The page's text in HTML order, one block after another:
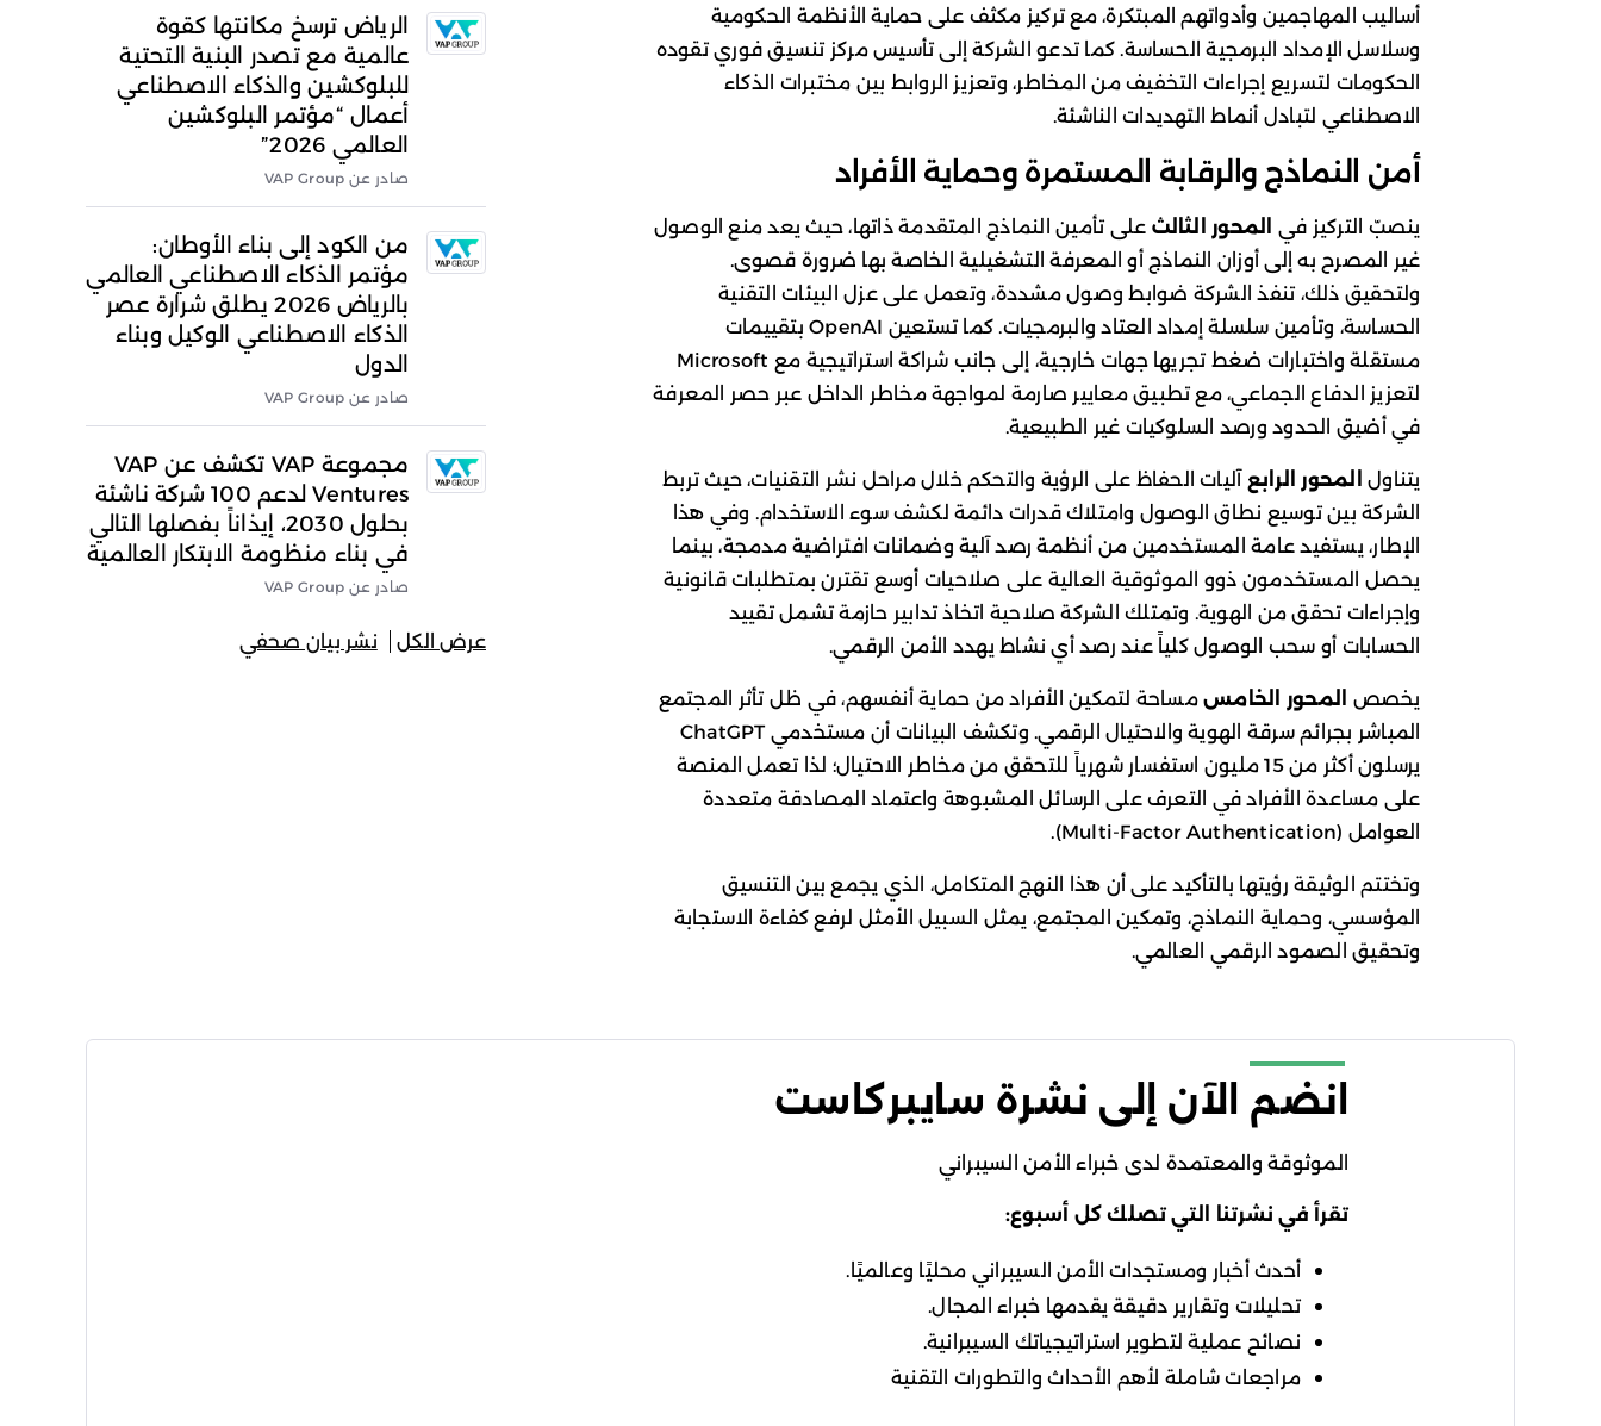
أساليب المهاجمين وأدواتهم المبتكرة، مع تركيز مكثف على حماية الأنظمة الحكومية
وسلاسل الإمداد البرمجية الحساسة. كما تدعو الشركة إلى تأسيس مركز تنسيق فوري تقوده
الحكومات لتسريع إجراءات التخفيف من المخاطر، وتعزيز الروابط بين مختبرات الذكاء
الاصطناعي لتبادل أنماط التهديدات الناشئة.
أمن النماذج والرقابة المستمرة وحماية الأفراد
ينصبّ التركيز في المحور الثالث على تأمين النماذج المتقدمة ذاتها، حيث يعد منع الوصول
غير المصرح به إلى أوزان النماذج أو المعرفة التشغيلية الخاصة بها ضرورة قصوى.
ولتحقيق ذلك، تنفذ الشركة ضوابط وصول مشددة، وتعمل على عزل البيئات التقنية
الحساسة، وتأمين سلسلة إمداد العتاد والبرمجيات. كما تستعين OpenAI بتقييمات
مستقلة واختبارات ضغط تجريها جهات خارجية، إلى جانب شراكة استراتيجية مع Microsoft
لتعزيز الدفاع الجماعي، مع تطبيق معايير صارمة لمواجهة مخاطر الداخل عبر حصر المعرفة
في أضيق الحدود ورصد السلوكيات غير الطبيعية.
يتناولالمحور الرابع آليات الحفاظ على الرؤية والتحكم خلال مراحل نشر التقنيات، حيث تربط
الشركة بين توسيع نطاق الوصول وامتلاك قدرات دائمة لكشف سوء الاستخدام. وفي هذا
الإطار، يستفيد عامة المستخدمين من أنظمة رصد آلية وضمانات افتراضية مدمجة، بينما
يحصل المستخدمون ذوو الموثوقية العالية على صلاحيات أوسع تقترن بمتطلبات قانونية
وإجراءات تحقق من الهوية. وتمتلك الشركة صلاحية اتخاذ تدابير حازمة تشمل تقييد
الحسابات أو سحب الوصول كلياً عند رصد أي نشاط يهدد الأمن الرقمي.
يخصص المحور الخامسمساحة لتمكين الأفراد من حماية أنفسهم، في ظل تأثر المجتمع
المباشر بجرائم سرقة الهوية والاحتيال الرقمي. وتكشف البيانات أن مستخدمي ChatGPT
يرسلون أكثر من 15 مليون استفسار شهرياً للتحقق من مخاطر الاحتيال؛ لذا تعمل المنصة
على مساعدة الأفراد في التعرف على الرسائل المشبوهة واعتماد المصادقة متعددة
العوامل (Multi-Factor Authentication).
وتختتم الوثيقة رؤيتها بالتأكيد على أن هذا النهج المتكامل، الذي يجمع بين التنسيق
المؤسسي، وحماية النماذج، وتمكين المجتمع، يمثل السبيل الأمثل لرفع كفاءة الاستجابة
وتحقيق الصمود الرقمي العالمي.
الرياض ترسخ مكانتها كقوة
عالمية مع تصدر البنية التحتية
للبلوكشين والذكاء الاصطناعي
أعمال “مؤتمر البلوكشين
العالمي 2026”
صادر عن VAP Group
من الكود إلى بناء الأوطان:
مؤتمر الذكاء الاصطناعي العالمي
بالرياض 2026 يطلق شرارة عصر
الذكاء الاصطناعي الوكيل وبناء
الدول
صادر عن VAP Group
مجموعة VAP تكشف عن VAP
Ventures لدعم 100 شركة ناشئة
بحلول 2030، إيذاناً بفصلها التالي
في بناء منظومة الابتكار العالمية
صادر عن VAP Group
عرض الكل نشر بيان صحفي
انضم الآن إلى نشرة سايبركاست
الموثوقة والمعتمدة لدى خبراء الأمن السيبراني
تقرأ في نشرتنا التي تصلك كل أسبوع:
أحدث أخبار ومستجدات الأمن السيبراني محليًا وعالميًا.
تحليلات وتقارير دقيقة يقدمها خبراء المجال.
نصائح عملية لتطوير استراتيجياتك السيبرانية.
مراجعات شاملة لأهم الأحداث والتطورات التقنية